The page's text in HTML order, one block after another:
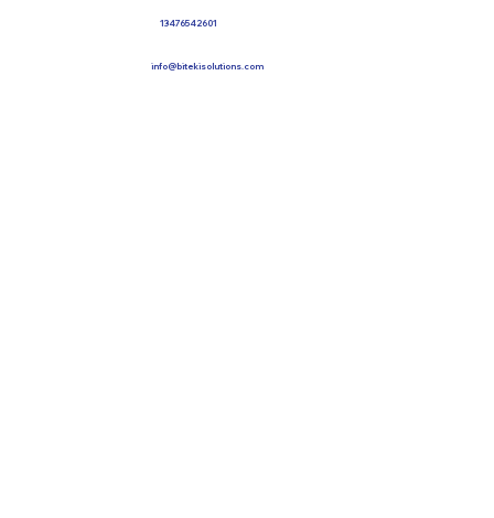
13476542601
info@bitekisolutions.com